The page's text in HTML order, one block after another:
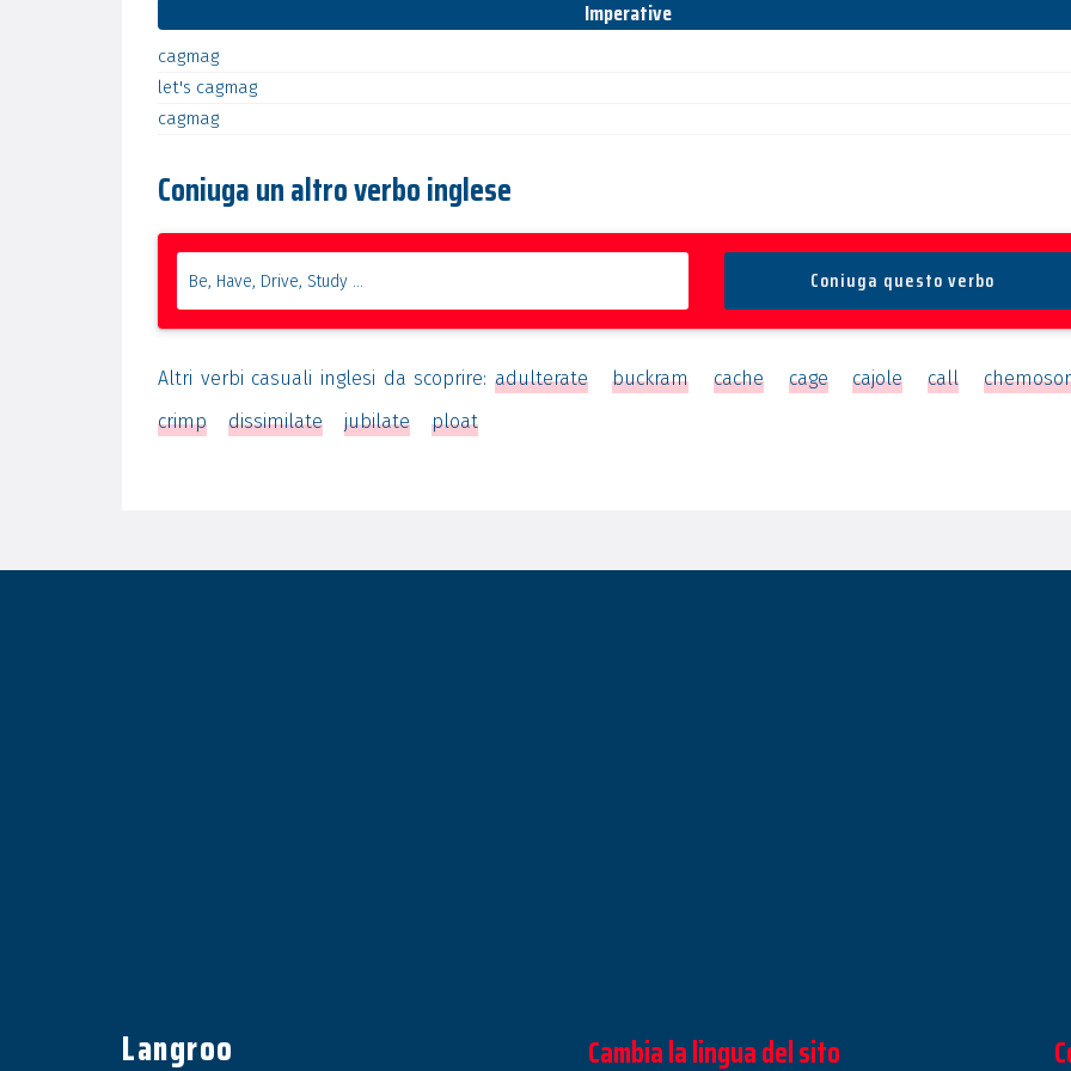
Imperative
cagmag
let's cagmag
cagmag
Coniuga un altro verbo inglese
Altri verbi casuali inglesi da scoprire: adulterate buckram cache cage cajole call
crimp
dissimilate jubilate ploat
Langroo Cambia la lingua del sito